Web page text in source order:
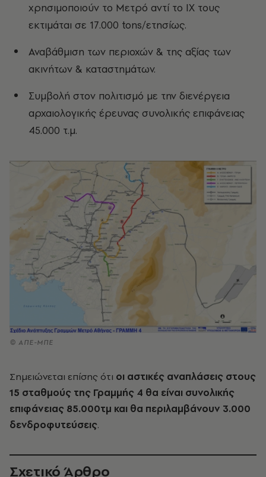
χρησιμοποιούν το Μετρό αντί το ΙΧ τους
εκτιμάται σε 17.000 tons/ετησίως.
Αναβάθμιση των περιοχών & της αξίας των
ακινήτων & καταστημάτων.
Συμβολή στον πολιτισμό με την διενέργεια
αρχαιολογικής έρευνας συνολικής επιφάνειας
45.000 τ.μ.
© ΑΠΕ-ΜΠΕ
Σημειώνεται επίσης ότι οι αστικές αναπλάσεις στους
15 σταθμούς της Γραμμής 4 θα είναι συνολικής
επιφάνειας 85.000τμ και θα περιλαμβάνουν 3.000
δενδροφυτεύσεις.
Σχετικό Άρθρο